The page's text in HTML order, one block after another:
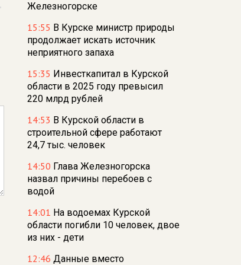
Железногорске
15:55 В Курске министр природы
продолжает искать источник
неприятного запаха
15:35 Инвесткапитал в Курской
области в 2025 году превысил
220 млрд рублей
14:53 В Курской области в
строительной сфере работают
24,7 тыс. человек
14:50 Глава Железногорска
назвал причины перебоев с
водой
14:01 На водоемах Курской
области погибли 10 человек, двое
из них - дети
12:46 Данные вместо